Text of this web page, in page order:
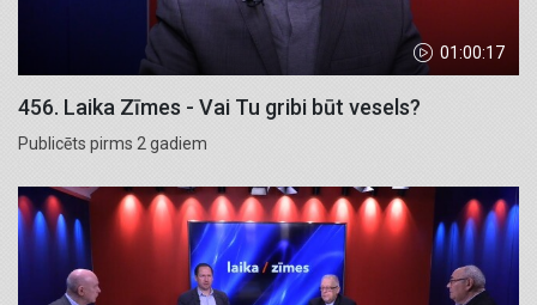
01:00:17
456. Laika Zīmes - Vai Tu gribi būt vesels?
Publicēts pirms 2 gadiem